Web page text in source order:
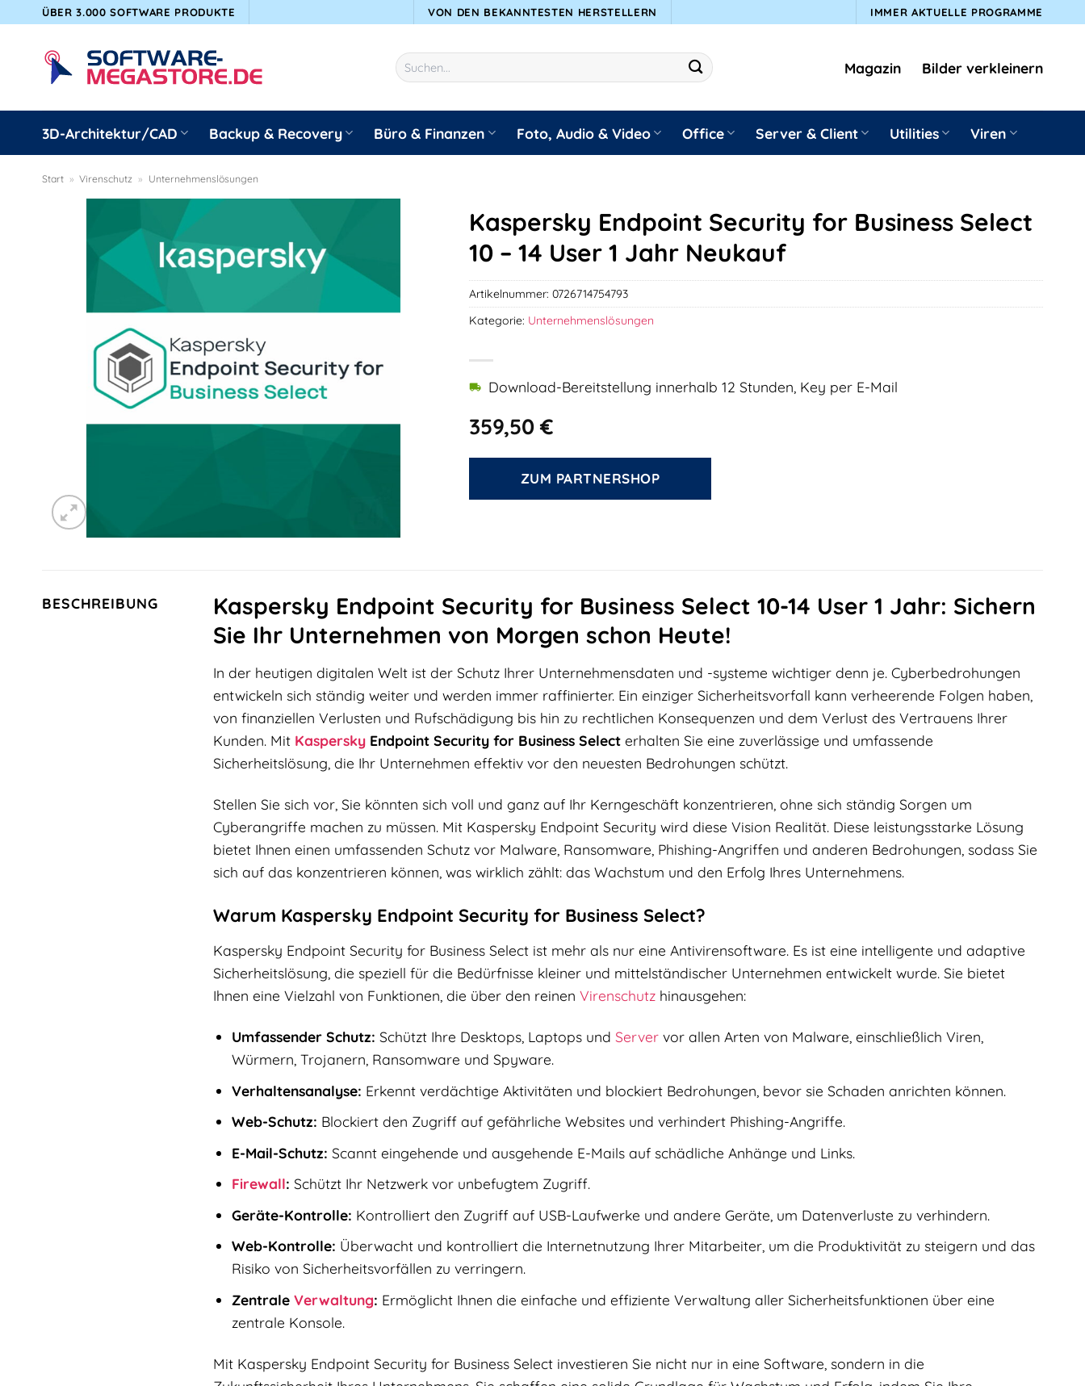
springen
ÜBER 3.000 SOFTWARE PRODUKTE VON DEN BEKANNTESTEN HERSTELLERN IMMER AKTUELLE PROGRAMME
Suchen
nach:
Magazin Bilder verkleinern
3D-Architektur/CAD Backup & Recovery Büro & Finanzen Foto, Audio & Video Office Server & Client Utilities Viren
Start » Virenschutz » Unternehmenslösungen
Kaspersky Endpoint Security for Business Select
10 – 14 User 1 Jahr Neukauf
359,50€
Download-Bereitstellung innerhalb 12 Stunden, Key per E-Mail
ZUM PARTNERSHOP
Artikelnummer:0726714754793
Kategorie: Unternehmenslösungen
BESCHREIBUNG
Kaspersky Endpoint Security for Business Select 10-14 User 1 Jahr: Sichern
Sie Ihr Unternehmen von Morgen schon Heute!
In der heutigen digitalen Welt ist der Schutz Ihrer Unternehmensdaten und -systeme wichtiger denn je. Cyberbedrohungen
entwickeln sich ständig weiter und werden immer raffinierter. Ein einziger Sicherheitsvorfall kann verheerende Folgen haben,
von finanziellen Verlusten und Rufschädigung bis hin zu rechtlichen Konsequenzen und dem Verlust des Vertrauens Ihrer
Kunden. Mit KasperskyEndpoint Security for Business Selecterhalten Sie eine zuverlässige und umfassende
Sicherheitslösung, die Ihr Unternehmen effektiv vor den neuesten Bedrohungen schützt.
Stellen Sie sich vor, Sie könnten sich voll und ganz auf Ihr Kerngeschäft konzentrieren, ohne sich ständig Sorgen um
Cyberangriffe machen zu müssen. Mit Kaspersky Endpoint Security wird diese Vision Realität. Diese leistungsstarke Lösung
bietet Ihnen einen umfassenden Schutz vor Malware, Ransomware, Phishing-Angriffen und anderen Bedrohungen, sodass Sie
sich auf das konzentrieren können, was wirklich zählt: das Wachstum und den Erfolg Ihres Unternehmens.
Warum Kaspersky Endpoint Security for Business Select?
Kaspersky Endpoint Security for Business Select ist mehr als nur eine Antivirensoftware. Es ist eine intelligente und adaptive
Sicherheitslösung, die speziell für die Bedürfnisse kleiner und mittelständischer Unternehmen entwickelt wurde. Sie bietet
Ihnen eine Vielzahl von Funktionen, die über den reinen Virenschutzhinausgehen:
Umfassender Schutz: Schützt Ihre Desktops, Laptops und Servervor allen Arten von Malware, einschließlich Viren,
Würmern, Trojanern, Ransomware und Spyware.
Verhaltensanalyse: Erkennt verdächtige Aktivitäten und blockiert Bedrohungen, bevor sie Schaden anrichten können.
Web-Schutz: Blockiert den Zugriff auf gefährliche Websites und verhindert Phishing-Angriffe.
E-Mail-Schutz: Scannt eingehende und ausgehende E-Mails auf schädliche Anhänge und Links.
Firewall: Schützt Ihr Netzwerk vor unbefugtem Zugriff.
Geräte-Kontrolle: Kontrolliert den Zugriff auf USB-Laufwerke und andere Geräte, um Datenverluste zu verhindern.
Web-Kontrolle: Überwacht und kontrolliert die Internetnutzung Ihrer Mitarbeiter, um die Produktivität zu steigern und das
Risiko von Sicherheitsvorfällen zu verringern.
Zentrale Verwaltung: Ermöglicht Ihnen die einfache und effiziente Verwaltung aller Sicherheitsfunktionen über eine
zentrale Konsole.
Mit Kaspersky Endpoint Security for Business Select investieren Sie nicht nur in eine Software, sondern in die